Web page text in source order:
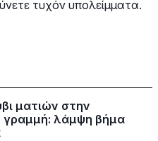
τυχόν υπολείμματα.
ματιών στην
γραμμή: λάμψη βήμα